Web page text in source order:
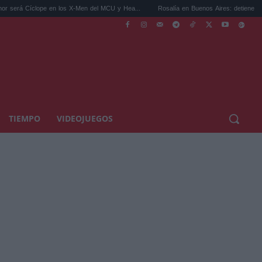
los X-Men del MCU y Hea... Rosalía en Buenos Aires: detiene el tráfico y se s...
TIEMPO VIDEOJUEGOS